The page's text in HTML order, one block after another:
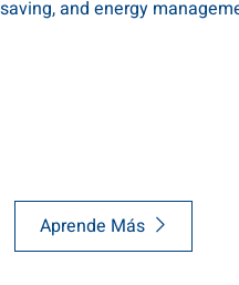
saving, and energy
Aprende Más